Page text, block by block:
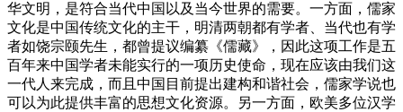
华文明，是符合当代中国以及当今世界的需要。一方面，儒家
文化是中国传统文化的主干，明清两朝都有学者、当代也有学
者如饶宗颐先生，都曾提议编纂《儒藏》，因此这项工作是五
百年来中国学者未能实行的一项历史使命，现在应该由我们这
一代人来完成，而且中国目前提出建构和谐社会，儒家学说也
可以为此提供丰富的思想文化资源。另一方面，欧美多位汉学